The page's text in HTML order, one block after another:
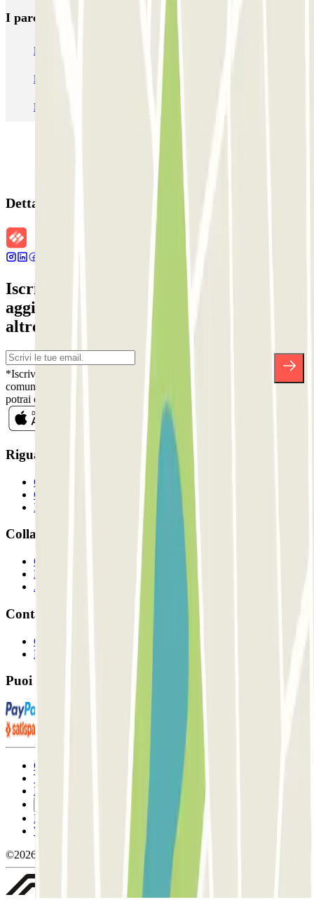
I parcheggi
Parcheggio Venezia Parcheggio Piazzale Roma Venezia
Parcheggio Roma Parcheggio Milano
Parcheggio Malpensa Terminal 1
Dettagli della prenotazione
Iscriviti alla nostra Newsletter e rimani
aggiornato su sconti, concorsi e tante
altre sorprese.
*Iscrivendoti, accetti la nostra Informativa sulla Privacy per ricevere
comunicazioni commerciali da Parclick. Senza alcun impegno,
potrai disiscriverti quando vuoi direttamente dalla stessa newsletter.
Riguardo a Parclcik
Chi siamo
Come funziona?
I Nostri Parcheggi
Collaboriamo?
Collaboratori
Proprietari di parcheggio
Affiliati
Contatto
Contattaci
FAQ
Puoi utilizzare questi metodi di pagamento:
Condizioni contrattuali e di utilizzo
Termini di cancellazione
Politica sui cookies
Politica sulla privacy
Whistleblowing
©2026 Parclick. Tutti i diritti riservati